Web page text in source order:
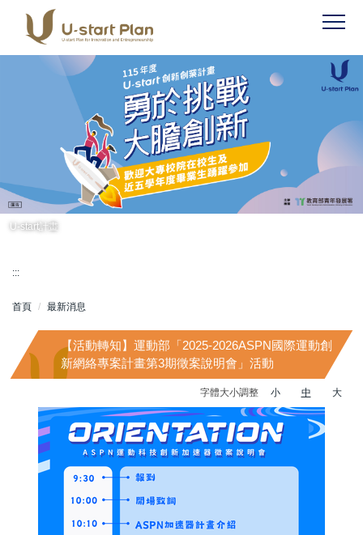
U-start計畫
:::
首頁 最新消息
【活動轉知】運動部「2025-2026ASPN國際運動創
新網絡專案計畫第3期徵案說明會」活動
字體大小調整 小 中 大